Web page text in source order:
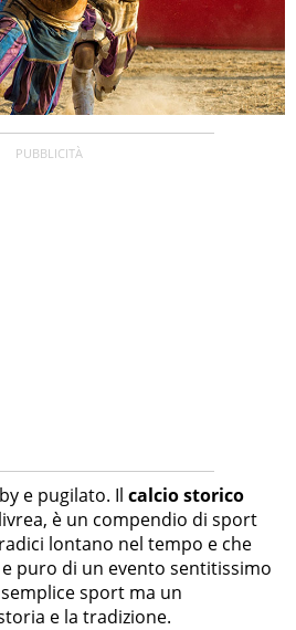
e pugilato. Il calcio storico
è un compendio di sport
lontano nel tempo e che
puro di un evento sentitissimo
sport ma un
e la tradizione.